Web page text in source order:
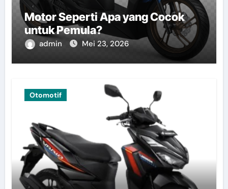
Motor Seperti Apa yang Cocok
untuk Pemula?
admin Mei 23, 2026
Otomotif